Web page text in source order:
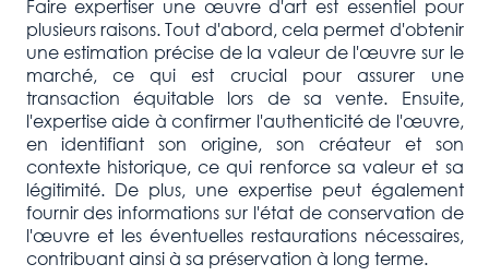
Faire expertiser une œuvre d'art est essentiel pour
plusieurs raisons. Tout d'abord, cela permet d'obtenir
une estimation précise de la valeur de l'œuvre sur le
marché, ce qui est crucial pour assurer une
transaction équitable lors de sa vente. Ensuite,
l'expertise aide à confirmer l'authenticité de l'œuvre,
en identifiant son origine, son créateur et son
contexte historique, ce qui renforce sa valeur et sa
légitimité. De plus, une expertise peut également
fournir des informations sur l'état de conservation de
l'œuvre et les éventuelles restaurations nécessaires,
contribuant ainsi à sa préservation à long terme.